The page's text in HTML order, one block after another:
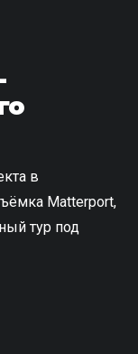
в
Matterport,
тур под